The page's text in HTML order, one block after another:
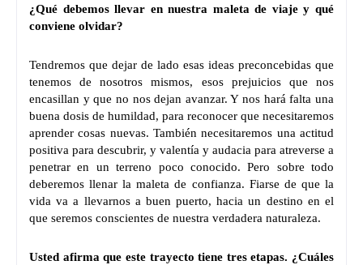
¿Qué debemos llevar en nuestra maleta de viaje y qué
conviene olvidar?
Tendremos que dejar de lado esas ideas preconcebidas que
tenemos de nosotros mismos, esos prejuicios que nos
encasillan y que no nos dejan avanzar. Y nos hará falta una
buena dosis de humildad, para reconocer que necesitaremos
aprender cosas nuevas. También necesitaremos una actitud
positiva para descubrir, y valentía y audacia para atreverse a
penetrar en un terreno poco conocido. Pero sobre todo
deberemos llenar la maleta de confianza. Fiarse de que la
vida va a llevarnos a buen puerto, hacia un destino en el
que seremos conscientes de nuestra verdadera naturaleza.
Usted afirma que este trayecto tiene tres etapas. ¿Cuáles